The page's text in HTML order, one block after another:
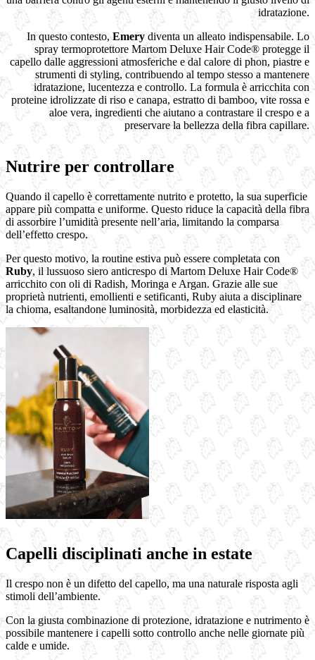
idratazione.
In questo contesto,Emerydiventa un alleato indispensabile. Lo
spray termoprotettore Martom Deluxe Hair Code® protegge il
capello dalle aggressioni atmosferiche e dal calore di phon, piastre e
strumenti di styling, contribuendo al tempo stesso a mantenere
idratazione, lucentezza e controllo. La formula è arricchita con
proteine idrolizzate di riso e canapa, estratto di bamboo, vite rossa e
aloe vera, ingredienti che aiutano a contrastare il crespo e a
preservare la bellezza della fibra capillare.
Nutrire per controllare
Quando il capello è correttamente nutrito e protetto, la sua superficie
appare più compatta e uniforme. Questo riduce la capacità della fibra
di assorbire l’umidità presente nell’aria, limitando la comparsa
dell’effetto crespo.
Per questo motivo, la routine estiva può essere completata con
Ruby, il lussuoso siero anticrespo di Martom Deluxe Hair Code®
arricchito con oli di Radish, Moringa e Argan. Grazie alle sue
proprietà nutrienti, emollienti e setificanti, Ruby aiuta a disciplinare
la chioma, esaltandone luminosità, morbidezza ed elasticità.
Capelli disciplinati anche in estate
Il crespo non è un difetto del capello, ma una naturale risposta agli
stimoli dell’ambiente.
Con la giusta combinazione di protezione, idratazione e nutrimento è
possibile mantenere i capelli sotto controllo anche nelle giornate più
calde e umide.